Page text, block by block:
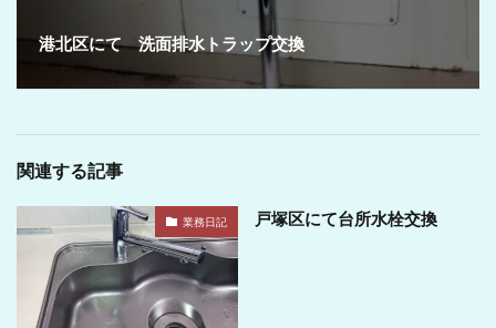
港北区にて 洗面排水トラップ交換
関連する記事
業務日記 戸塚区にて台所水栓交換